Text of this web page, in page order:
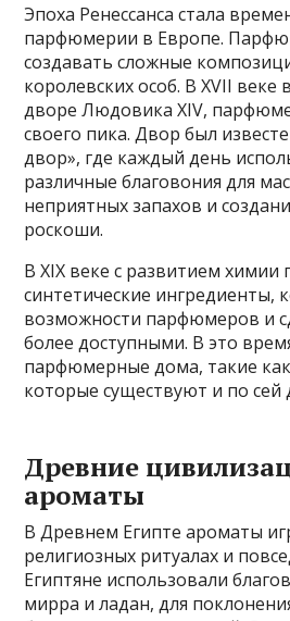
Эпоха Ренессанса стала
парфюмерии в Европе.
создавать сложные
королевских особ. В XVII
дворе Людовика XIV,
своего пика. Двор был
двор», где каждый день
различные благовония для
неприятных запахов и
роскоши.
В XIX веке с развитием химии
синтетические ингредиенты,
возможности парфюмеров и
более доступными. В это
парфюмерные дома, такие
которые существуют и по сей
Древние
ароматы
В Древнем Египте ароматы
религиозных ритуалах и
Египтяне использовали
мирра и ладан, для